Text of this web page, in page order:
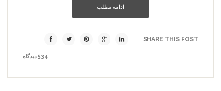
ادامه مطلب
SHARE THIS POST
534 دیدگاه